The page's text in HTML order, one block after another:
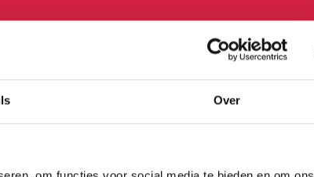
Over
al je vragen.